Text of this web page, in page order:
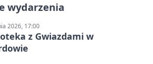
wydarzenia
2026, 17:00
z Gwiazdami w